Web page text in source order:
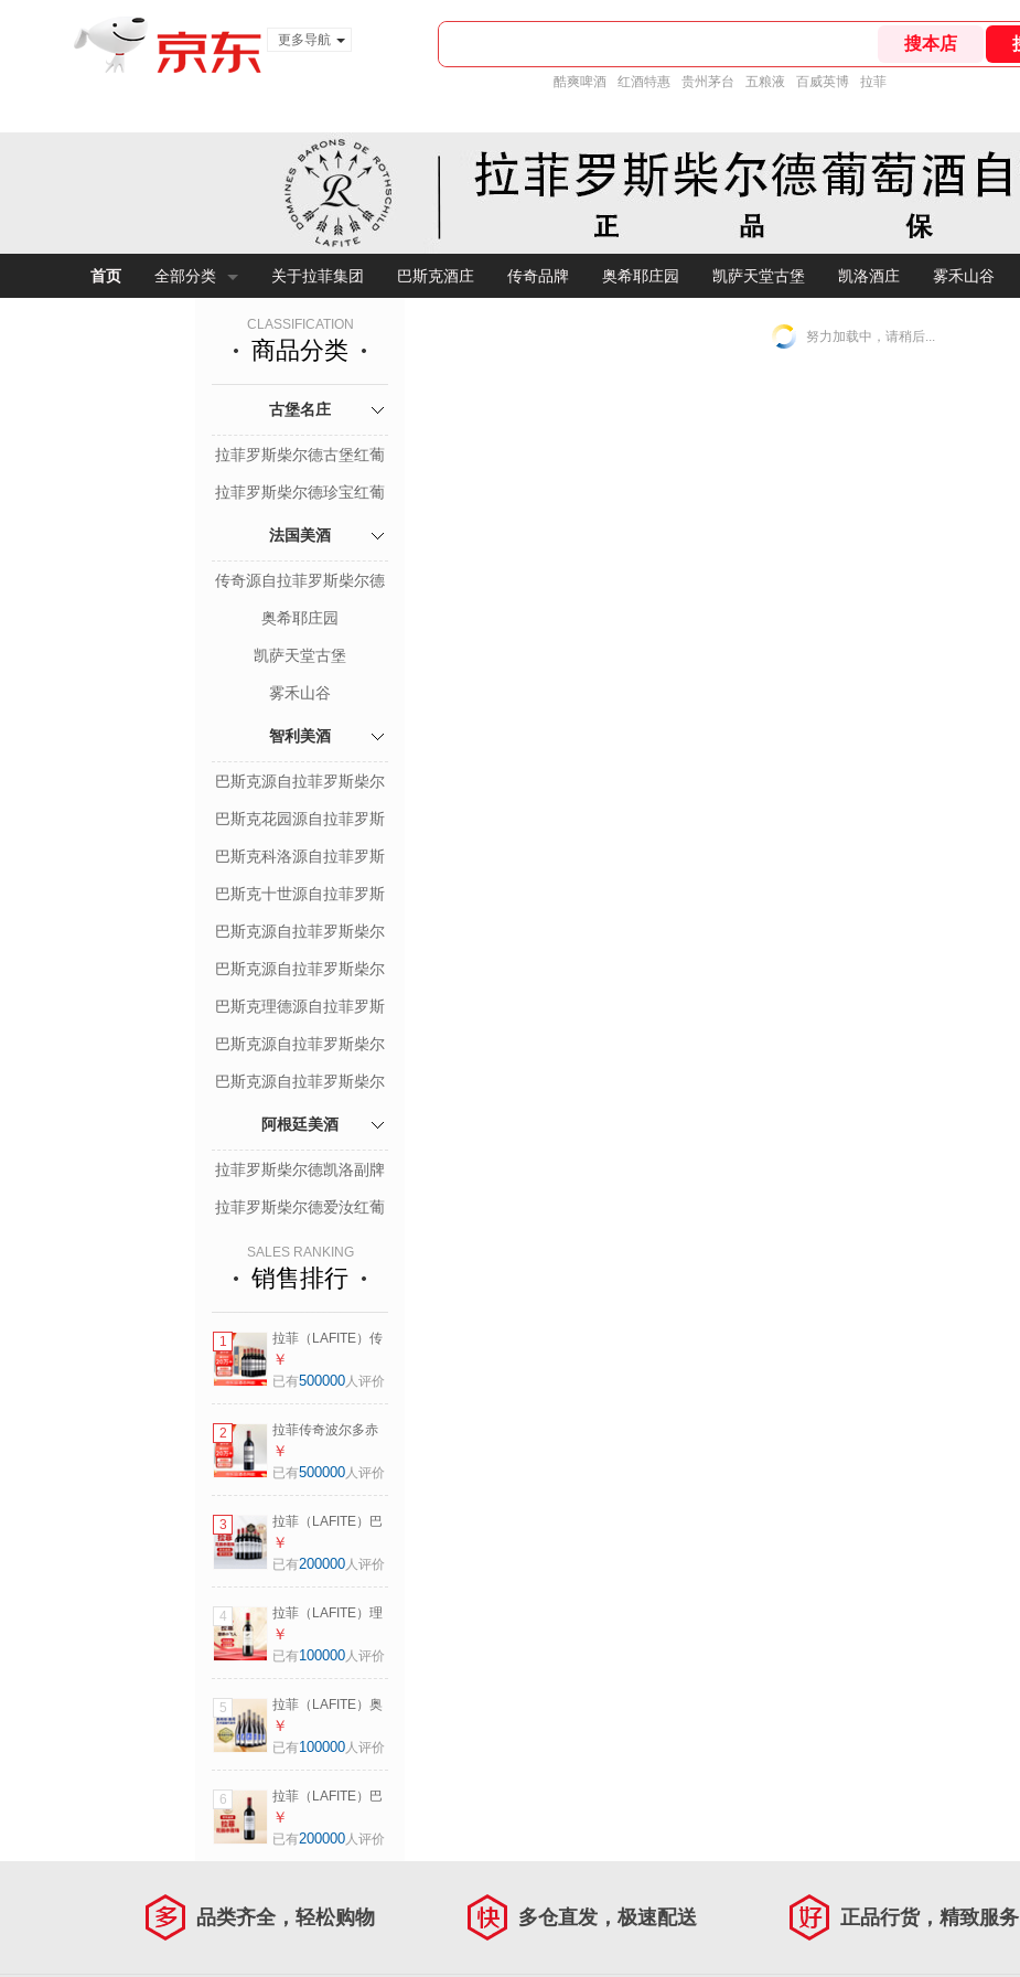
更多导航
酷爽啤酒 红酒特惠 贵州茅台 五粮液 百威英博 拉菲
首页 全部分类 关于拉菲集团 巴斯克酒庄 传奇品牌 奥希耶庄园 凯萨天堂古堡 凯洛酒庄 雾禾山谷
CLASSIFICATION
商品分类
古堡名庄
拉菲罗斯柴尔德古堡红葡
萄酒
拉菲罗斯柴尔德珍宝红葡
法国美酒
传奇源自拉菲罗斯柴尔德
奥希耶庄园
凯萨天堂古堡
雾禾山谷
智利美酒
巴斯克源自拉菲罗斯柴尔
德赤霞珠红葡萄酒
巴斯克花园源自拉菲罗斯
柴尔德红葡萄酒
巴斯克科洛源自拉菲罗斯
柴尔德珍藏赤霞珠红葡萄
巴斯克十世源自拉菲罗斯
柴尔德红葡萄酒
巴斯克源自拉菲罗斯柴尔
德精选赤霞珠红葡萄酒
巴斯克源自拉菲罗斯柴尔
德酿酒师珍藏赤霞珠佳美
巴斯克理德源自拉菲罗斯
柴尔德赤霞珠红葡萄酒
巴斯克源自拉菲罗斯柴尔
德桃红葡萄酒
巴斯克源自拉菲罗斯柴尔
阿根廷美酒
拉菲罗斯柴尔德凯洛副牌
红葡萄酒
拉菲罗斯柴尔德爱汝红葡
SALES RANKING
销售排行
1
拉菲（LAFITE）传
奇波尔多赤霞珠干
红葡萄酒750ml*6
￥
已有500000人评价
2
拉菲传奇波尔多赤
霞珠干红葡萄酒
750ml 红酒单瓶装
￥
已有500000人评价
3
拉菲（LAFITE）巴
斯克花园赤霞珠干
红葡萄酒750ml*6
￥
已有200000人评价
4
拉菲（LAFITE）理
德小飞人赤霞珠干
红葡萄酒原瓶进口
￥
已有100000人评价
5
拉菲（LAFITE）奥
希耶黑鸢红葡萄酒
750ml*6瓶整箱装
￥
已有100000人评价
6
拉菲（LAFITE）巴
斯克花园赤霞珠干
红葡萄酒 750ml 单
￥
已有200000人评价
努力加载中，请稍后...
品类齐全，轻松购物 多仓直发，极速配送 正品行货，精致服务